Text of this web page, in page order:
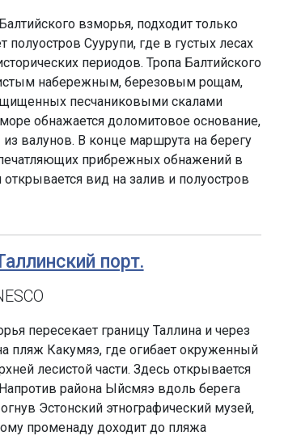
взморья, подходит только
Суурупи, где в густых лесах
периодов. Тропа Балтийского
набережным, березовым рощам,
песчаниковыми скалами
обнажается доломитовое основание,
валунов. В конце маршрута на берегу
прибрежных обнажений в
вид на залив и полуостров
порт.
пересекает границу Таллина и через
пляж Какумяэ, где огибает окруженный
лесистой части. Здесь открывается
района Ыйсмяэ вдоль берега
Эстонский этнографический музей,
променаду доходит до пляжа